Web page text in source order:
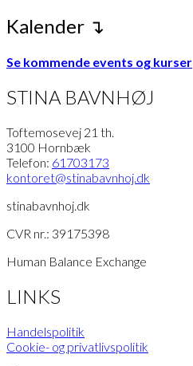
Kalender ↴
Se kommende events og kurser
STINA BAVNHØJ
Toftemosevej 21 th.
3100 Hornbæk
Telefon: 61703173
kontoret@stinabavnhoj.dk
stinabavnhoj.dk
CVR nr.: 39175398
Human Balance Exchange
LINKS
Handelspolitik
Cookie- og privatlivspolitik